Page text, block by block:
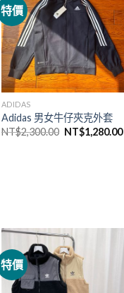
特價
ADIDAS
Adidas 男女牛仔夾克外套
NT$2,300.00 NT$1,280.00
特價